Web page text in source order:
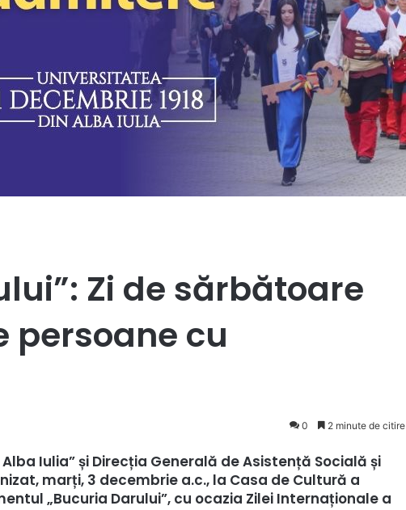
Zi de sărbătoare
persoane cu
0 2 minute de citire
Iulia” și Direcția Generală de Asistență Socială și
marți, 3 decembrie a.c., la Casa de Cultură a
„Bucuria Darului”, cu ocazia Zilei Internaționale a